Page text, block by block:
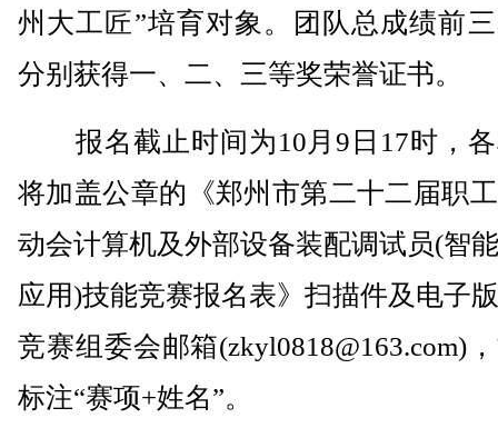
州大工匠”培育对象。团队总成绩前
分别获得一、二、三等奖荣誉证书。
报名截止时间为10月9日17时，各
将加盖公章的《郑州市第二十二届职
动会计算机及外部设备装配调试员(智
应用)技能竞赛报名表》扫描件及电子
竞赛组委会邮箱(zkyl0818@163.com)
标注“赛项+姓名”。